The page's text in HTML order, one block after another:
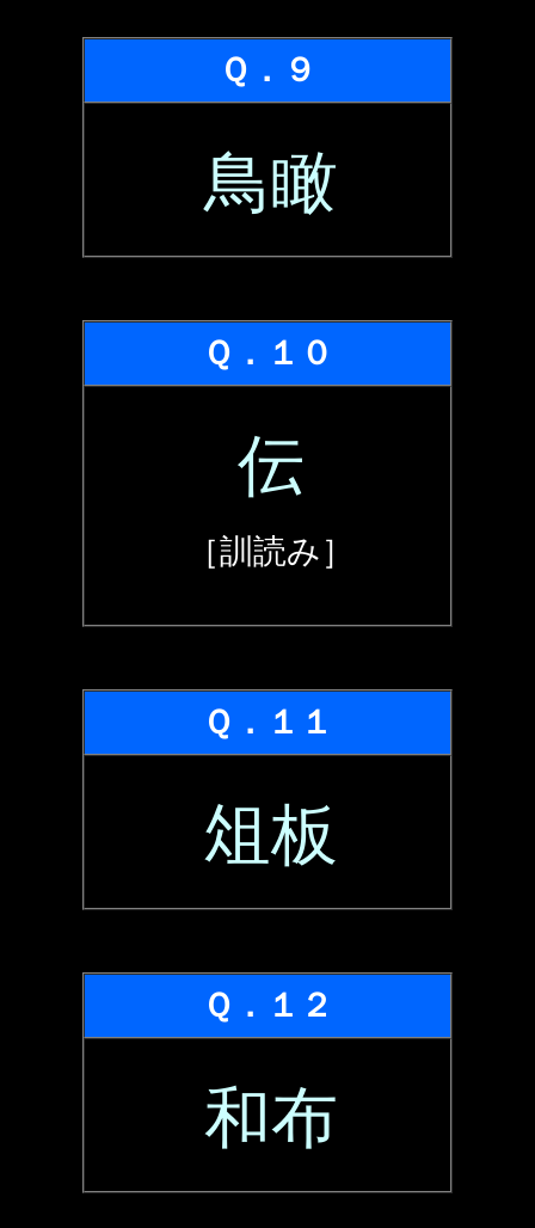
Ｑ．９
鳥瞰
Ｑ．１０
伝
［訓読み］
Ｑ．１１
俎板
Ｑ．１２
和布